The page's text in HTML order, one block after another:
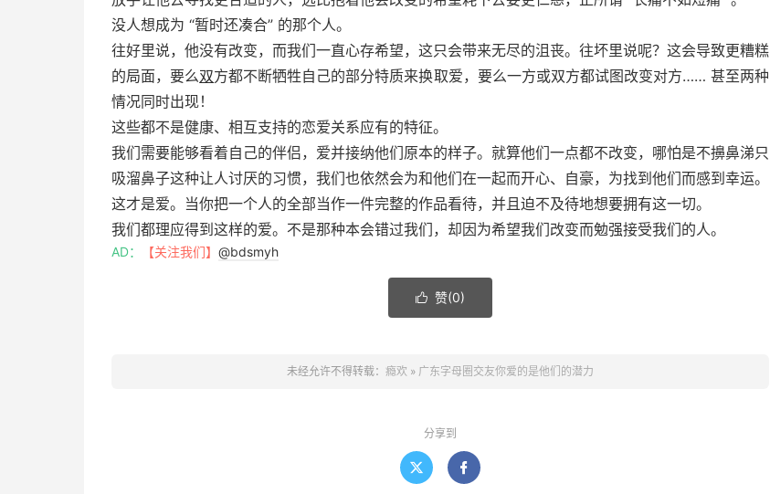
没人想成为 “暂时还凑合” 的那个人。
往好里说，他没有改变，而我们一直心存希望，这只会带来无尽的沮丧。往坏里说呢？这会导致更糟糕
的局面，要么双方都不断牺牲自己的部分特质来换取爱，要么一方或双方都试图改变对方…… 甚至两种
情况同时出现！
这些都不是健康、相互支持的恋爱关系应有的特征。
我们需要能够看着自己的伴侣，爱并接纳他们原本的样子。就算他们一点都不改变，哪怕是不擤鼻涕只
吸溜鼻子这种让人讨厌的习惯，我们也依然会为和他们在一起而开心、自豪，为找到他们而感到幸运。
这才是爱。当你把一个人的全部当作一件完整的作品看待，并且迫不及待地想要拥有这一切。
我们都理应得到这样的爱。不是那种本会错过我们，却因为希望我们改变而勉强接受我们的人。
AD： 【关注我们】 @bdsmyh
 赞(0)
未经允许不得转载： 瘾欢 » 广东字母圈交友你爱的是他们的潜力
分享到
 